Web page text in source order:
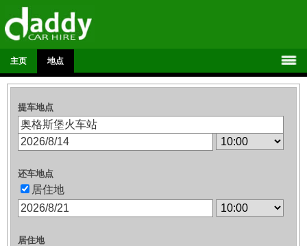
主页 地点
提车地点
还车地点
居住地
居住地